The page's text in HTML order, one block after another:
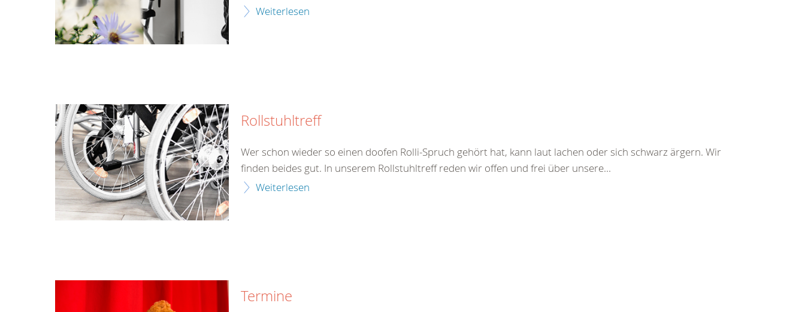
Weiterlesen
Rollstuhltreff
Wer schon wieder so einen doofen Rolli-Spruch gehört hat, kann laut lachen oder sich schwarz ärgern. Wir
finden beides gut. In unserem Rollstuhltreff reden wir offen und frei über unsere...
Weiterlesen
Termine